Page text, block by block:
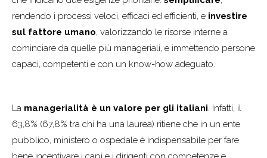
rendendo i processi veloci, efficaci ed efficienti, e investire
sul fattore umano, valorizzando le risorse interne a
cominciare da quelle più manageriali, e immettendo persone
capaci, competenti e con un know-how adeguato.
La managerialità è un valore per gli italiani. Infatti, il
63,8% (67,8% tra chi ha una laurea) ritiene che in un ente
pubblico, ministero o ospedale è indispensabile per fare